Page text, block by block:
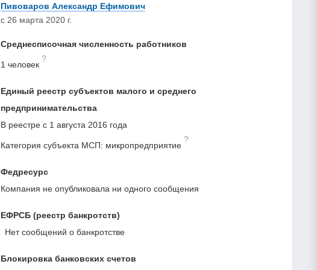
Пивоваров Александр Ефимович
с 26 марта 2020 г.
Среднесписочная численность работников
1 человек
?
Единый реестр субъектов малого и среднего
предпринимательства
В реестре с 1 августа 2016 года
Категория субъекта МСП: микропредприятие
?
Федресурс
Компания не опубликовала ни одного сообщения
ЕФРСБ (реестр банкротств)
Нет сообщений о банкротстве
Блокировка банковских счетов